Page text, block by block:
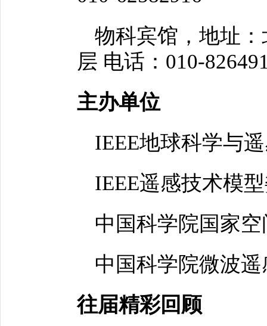
物科宾馆，地址
层 电话：010-
主办单位
IEEE地球科学与
IEEE遥感技术模
中国科学院国家
中国科学院微波
往届精彩回顾